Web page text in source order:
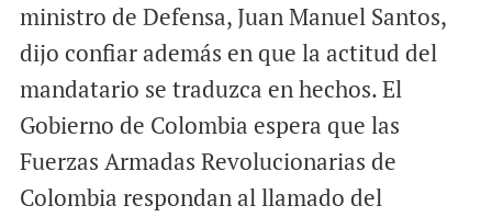
o
o
k
A
p
p
ministro de Defensa, Juan Manuel Santos,
dijo confiar además en que la actitud del
mandatario se traduzca en hechos. El
Gobierno de Colombia espera que las
Fuerzas Armadas Revolucionarias de
Colombia respondan al llamado del